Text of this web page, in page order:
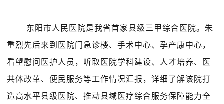
东阳市人民医院是我省首家县级三甲综合医院。朱
重烈先后来到医院门急诊楼、手术中心、孕产康中心，
看望慰问医护人员，听取医院学科建设、人才培养、医
共体改革、便民服务等工作情况汇报，详细了解该院打
造高水平县级医院、推动县域医疗综合服务保障能力全